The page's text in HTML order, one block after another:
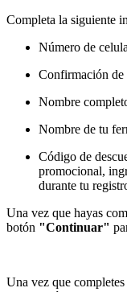
Completa la siguiente
Número de
Confirmación de
Nombre
Nombre de tu
Código de
promocional,
durante tu
Una vez que hayas
botón "Continuar"
Una vez que